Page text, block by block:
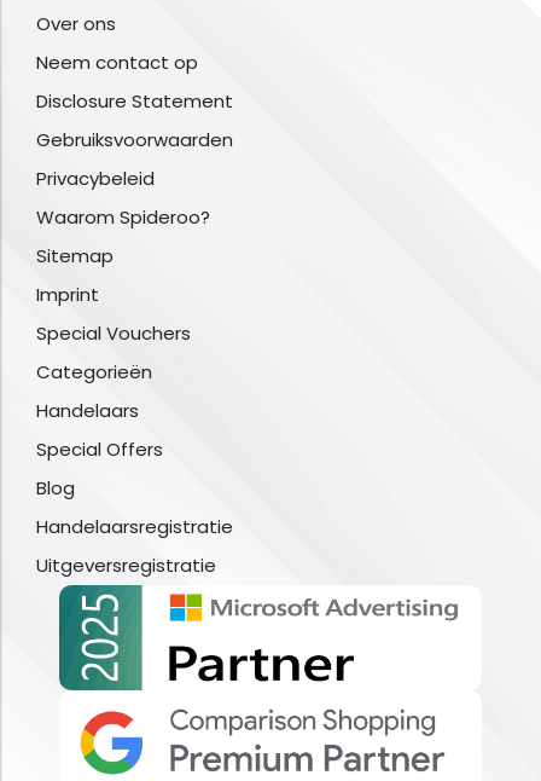
Over ons
Neem contact op
Disclosure Statement
Gebruiksvoorwaarden
Privacybeleid
Waarom Spideroo?
Sitemap
Imprint
Special Vouchers
Categorieën
Handelaars
Special Offers
Blog
Handelaarsregistratie
Uitgeversregistratie